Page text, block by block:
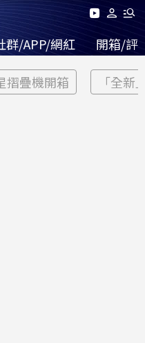
群/APP/網紅 開箱/評
摺疊機開箱 「全新